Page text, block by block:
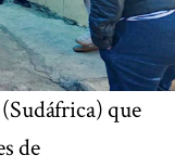
que
de